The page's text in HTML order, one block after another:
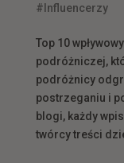
#Influencerzy
Top 10
podróżniczej,
podróżnicy
postrzeganiu i
blogi, każdy
twórcy treści